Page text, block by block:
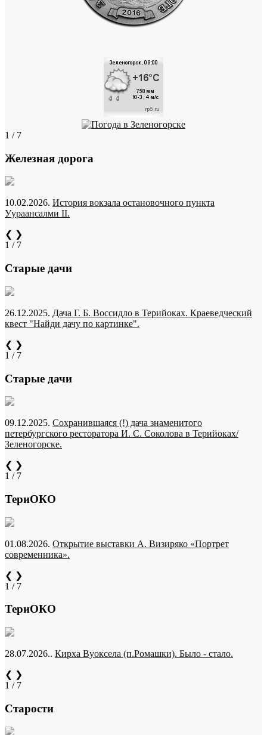
1 / 7
Железная дорога
10.02.2026. История вокзала остановочного пункта
Уураансалми II.
❮ ❯
1 / 7
Старые дачи
26.12.2025. Дача Г. Б. Воссидло в Терийоках. Краеведческий
квест "Найди дачу по картинке".
❮ ❯
1 / 7
Старые дачи
09.12.2025. Сохранившаяся (!) дача знаменитого
петербургского ресторатора И. С. Соколова в Терийоках/
Зеленогорске.
❮ ❯
1 / 7
ТериОКО
01.08.2026. Открытие выставки А. Визиряко «Портрет
современника».
❮ ❯
1 / 7
ТериОКО
28.07.2026.. Кирха Вуоксела (п.Ромашки). Было - стало.
❮ ❯
1 / 7
Старости